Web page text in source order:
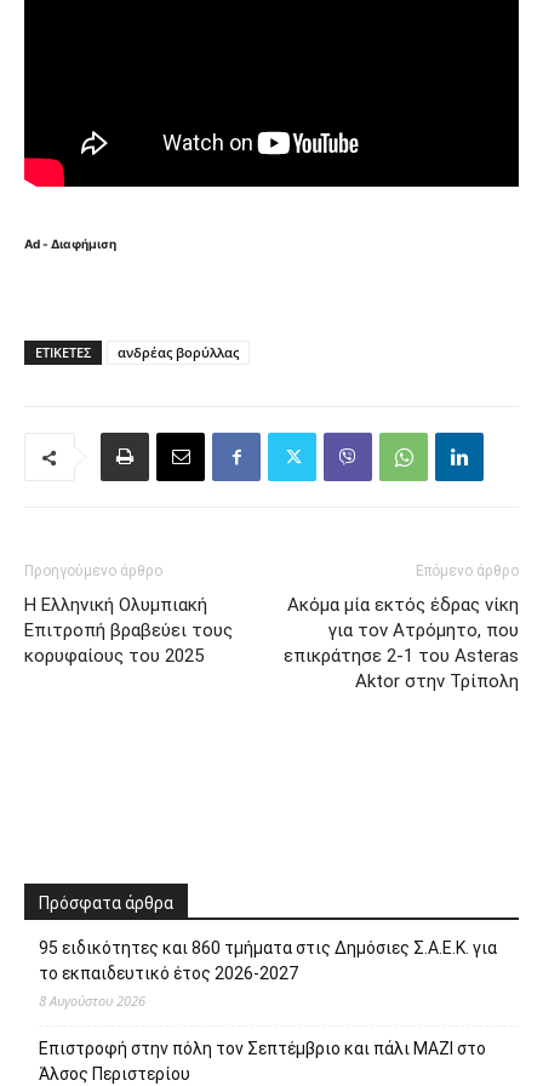
Ad - Διαφήμιση
ΕΤΙΚΈΤΕΣ ανδρέας βορύλλας
Προηγούμενο άρθρο
H Eλληνική Ολυμπιακή
Επιτροπή βραβεύει τους
κορυφαίους του 2025
Επόμενο άρθρο
Ακόμα μία εκτός έδρας νίκη
για τον Ατρόμητο, που
επικράτησε 2-1 του Asteras
Aktor στην Τρίπολη
Πρόσφατα άρθρα
95 ειδικότητες και 860 τμήματα στις Δημόσιες Σ.Α.Ε.Κ. για
το εκπαιδευτικό έτος 2026-2027
8 Αυγούστου 2026
Επιστροφή στην πόλη τον Σεπτέμβριο και πάλι ΜΑΖΙ στο
Άλσος Περιστερίου